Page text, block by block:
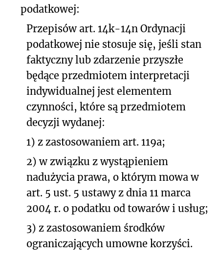
podatkowej:
Przepisów art. 14k-14n Ordynacji
podatkowej nie stosuje się, jeśli stan
faktyczny lub zdarzenie przyszłe
będące przedmiotem interpretacji
indywidualnej jest elementem
czynności, które są przedmiotem
decyzji wydanej:
1) z zastosowaniem art. 119a;
2) w związku z wystąpieniem
nadużycia prawa, o którym mowa w
art. 5 ust. 5 ustawy z dnia 11 marca
2004 r. o podatku od towarów i usług;
3) z zastosowaniem środków
ograniczających umowne korzyści.